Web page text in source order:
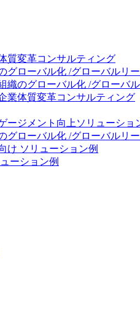
質変革コンサルティング
グローバル化 /グローバルリ
織のグローバル化 /グローバ
業体質変革コンサルティング
ージメント向上ソリューショ
グローバル化 /グローバルリ
け ソリューション例
ーション例